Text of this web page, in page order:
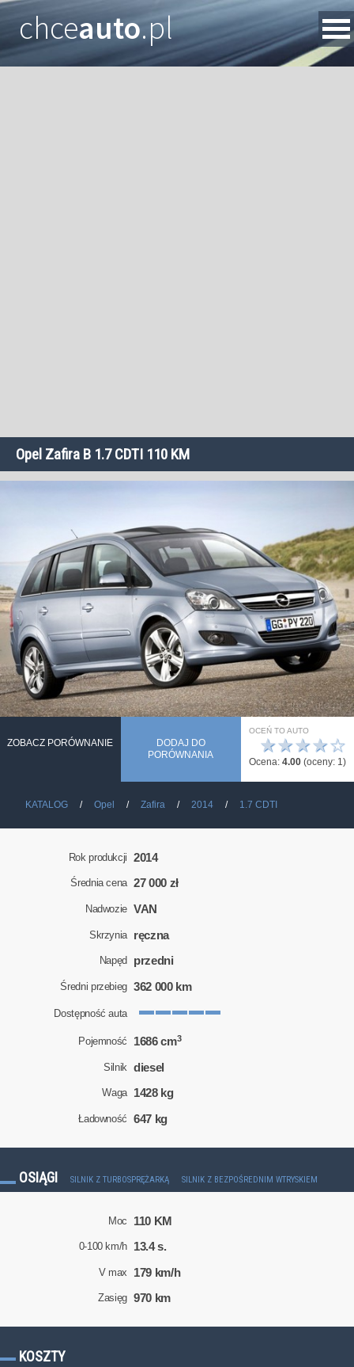
chceauto.pl
Opel Zafira B 1.7 CDTI 110 KM
ZOBACZ PORÓWNANIE
DODAJ DO
PORÓWNANIA
OCEŃ TO AUTO
☆
★
★
★
★
Ocena: 4.00 (oceny: 1)
KATALOG Opel Zafira 2014 1.7 CDTI
Rok produkcji 2014
Średnia cena 27 000 zł
Nadwozie VAN
Skrzynia ręczna
Napęd przedni
Średni przebieg 362 000 km
Dostępność auta
Pojemność 1686 cm3
Silnik diesel
Waga 1428 kg
Ładowność 647 kg
OSIĄGI SILNIK Z TURBOSPRĘŻARKĄ SILNIK Z BEZPOŚREDNIM WTRYSKIEM
Moc 110 KM
0-100 km/h 13.4 s.
V max 179 km/h
Zasięg 970 km
KOSZTY